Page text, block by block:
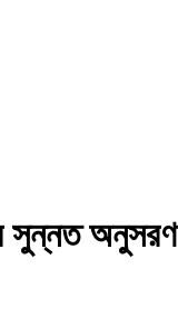
সুন্নত অনুসরণ